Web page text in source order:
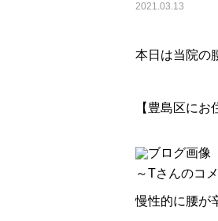
2021.03.13
本日は当院の
【豊島区にお
～Tさんのコ
慢性的に腰が